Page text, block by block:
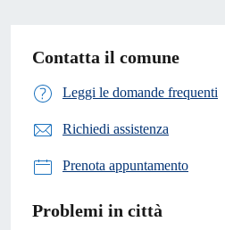
Contatta il comune
Leggi le domande frequenti
Richiedi assistenza
Prenota appuntamento
Problemi in città